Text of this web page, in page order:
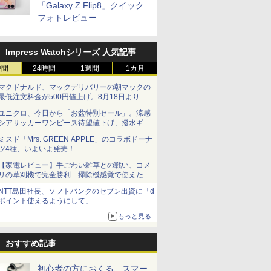
「Galaxy Z Flip8」クイック
フォトレビュー
Impress Watchシリーズ 人気記事
24時間 1週間 1カ月
クドナルド、マックデリバリーの朝マックの
低注文料金が500円値上げ。8月18日より
円から受付
ニクロ、今日から「お盆特別セール」。涼感
アサッカーワンピース待望値下げ、撥水ギア
ョーツは1990円に
スド「Mrs. GREEN APPLE」のコラボドーナ
4種、いよいよ発売！
家電レビュー】手ごわい雑草との戦い、コメ
の草刈機で完全勝利 掃除機感覚で使えた
島田社長、ソフトバンクのセブン出資に「d
イント使えるようにして」
もっと見る
おすすめ記事
初心者の方におくる、スマー